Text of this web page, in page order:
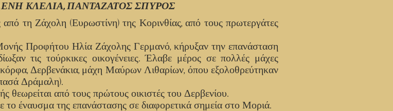
ΚΛΕΛΙΑ, ΠΑΝΤΑΖΑΤΟΣ ΣΠΥΡΟΣ
τη Ζάχολη (Ευρωστίνη) της Κορινθίας, από τους πρωτεργάτες
Προφήτου Ηλία Ζάχολης Γερμανό, κήρυξαν την επανάσταση
τις τούρκικες οικογένειες. Έλαβε μέρος σε πολλές μάχες
Δερβενάκια, μάχη Μαύρων Λιθαρίων, όπου εξολοθρεύτηκαν
Δράμαλη).
από τους πρώτους οικιστές του Δερβενίου.
έναυσμα της επανάστασης σε διαφορετικά σημεία στο Μοριά.